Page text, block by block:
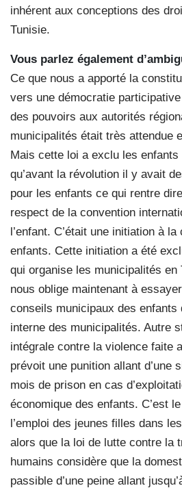
inhérent aux conceptions des
Tunisie.
Vous parlez également
Ce que nous a apporté la
vers une démocratie
des pouvoirs aux autorités
municipalités était très attendue
Mais cette loi a exclu les enfants
qu’avant la révolution il y avait
pour les enfants ce qui rentre
respect de la convention
l’enfant. C’était une initiation à
enfants. Cette initiation a été
qui organise les municipalités en
nous oblige maintenant à
conseils municipaux des enfants
interne des municipalités. Autre
intégrale contre la violence faite
prévoit une punition allant d’une
mois de prison en cas
économique des enfants. C’est
l’emploi des jeunes filles dans
alors que la loi de lutte contre la
humains considère que la
passible d’une peine allant